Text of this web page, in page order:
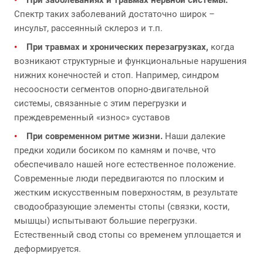
Спектр таких заболеваний достаточно широк –
инсульт, рассеянный склероз и т.п.
При травмах и хронических перезагрузках, когда
возникают структурные и функциональные нарушения
нижних конечностей и стоп. Например, синдром
несоосности сегментов опорно-двигательной
системы, связанные с этим перегрузки и
преждевременный «износ» суставов
При современном ритме жизни. Наши далекие
предки ходили босиком по камням и почве, что
обеспечивало нашей ноге естественное положение.
Современные люди передвигаются по плоским и
жестким искусственным поверхностям, в результате
сводообразующие элементы стопы (связки, кости,
мышцы) испытывают большие перегрузки.
Естественный свод стопы со временем уплощается и
деформируется.